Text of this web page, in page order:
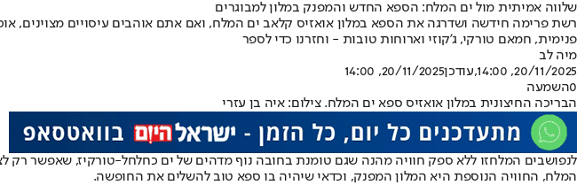
שלווה אמיתית מול ים המלח: הספא החדש והמפנק במלון למבוגרים
רשת פרימה חידשה ושדרגה את הספא במלון אואזיס קלאב ים המלח, ואם אתם אוהבים עיסויים מצוינים,
פנימית, חמאם טורקי, ג'קוזי וארוחות טובות - וחזרנו כדי לספר
מיה לב
20/11/2025, 14:00
,עודכן20/11/2025, 14:00
0השמעה
הבריכה החיצונית במלון אואזיס ספא ים המלח. צילום: איה בן עזרי
לנפושבים המלחזו ללא ספק חוויה מהנה שגם טומנת בחובה נוף מדהים של ים כחלחל-טורקיז, שאפשר רק
המלח, החוויה הנוספת היא המלון המפנק, וכדאי שיהיה בו ספא טוב להשלים את החופשה.